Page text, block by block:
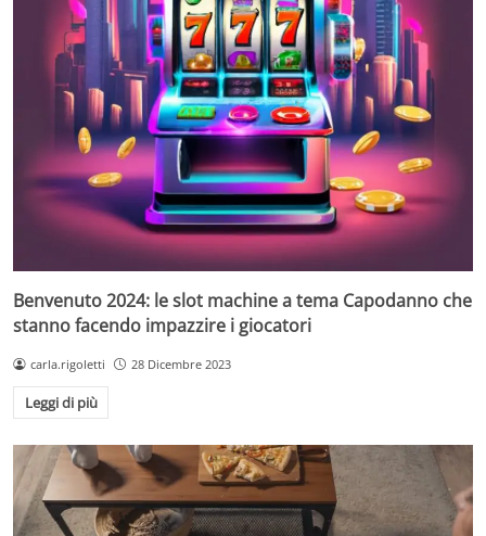
Benvenuto 2024: le slot machine a tema Capodanno che
stanno facendo impazzire i giocatori
carla.rigoletti 28 Dicembre 2023
Leggi di più